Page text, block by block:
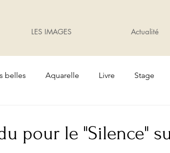
LES IMAGES Actualité
belles Aquarelle Livre Stage
pour le "Silence"